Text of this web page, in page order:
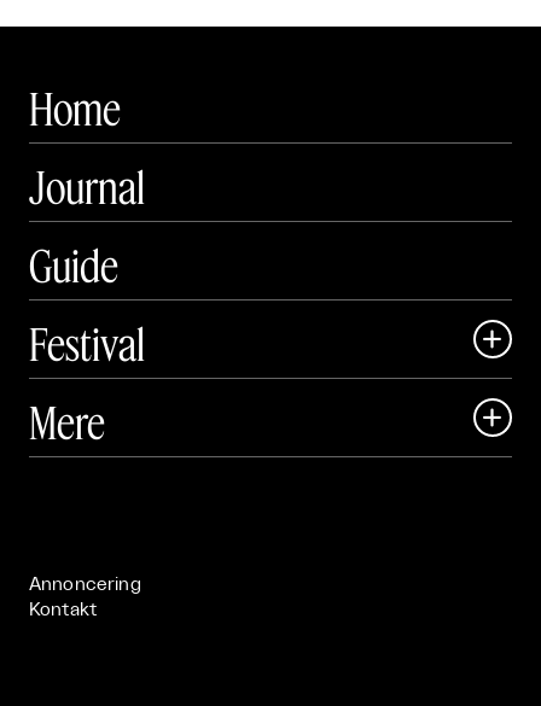
Home
Journal
Guide
Festival

 Art Matter Festival
Mere 
Annoncering
Kontakt